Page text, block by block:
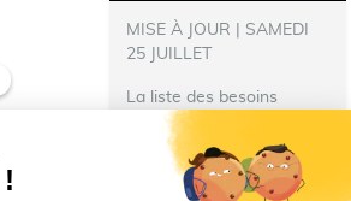
MISE À JOUR | SAMEDI
25 JUILLET
La liste des besoins
s’allonge !
besoin de nourriture pour
les repas des pompiers
hébergés à Talence.